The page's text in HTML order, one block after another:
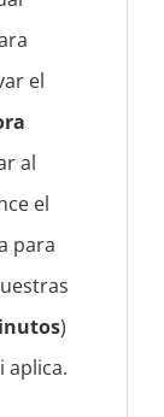
el
al
el
para
)
aplica.